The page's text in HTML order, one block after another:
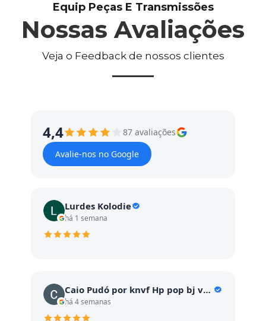
Equip Peças E Transmissões
Nossas Avaliações
Veja o Feedback de nossos clientes
4,4
87 avaliações
Avalie-nos no Google
Lurdes Kolodie
há 1 semana
Caio Pudó por knvf Hp pop bj vc GC vc c
há 4 semanas